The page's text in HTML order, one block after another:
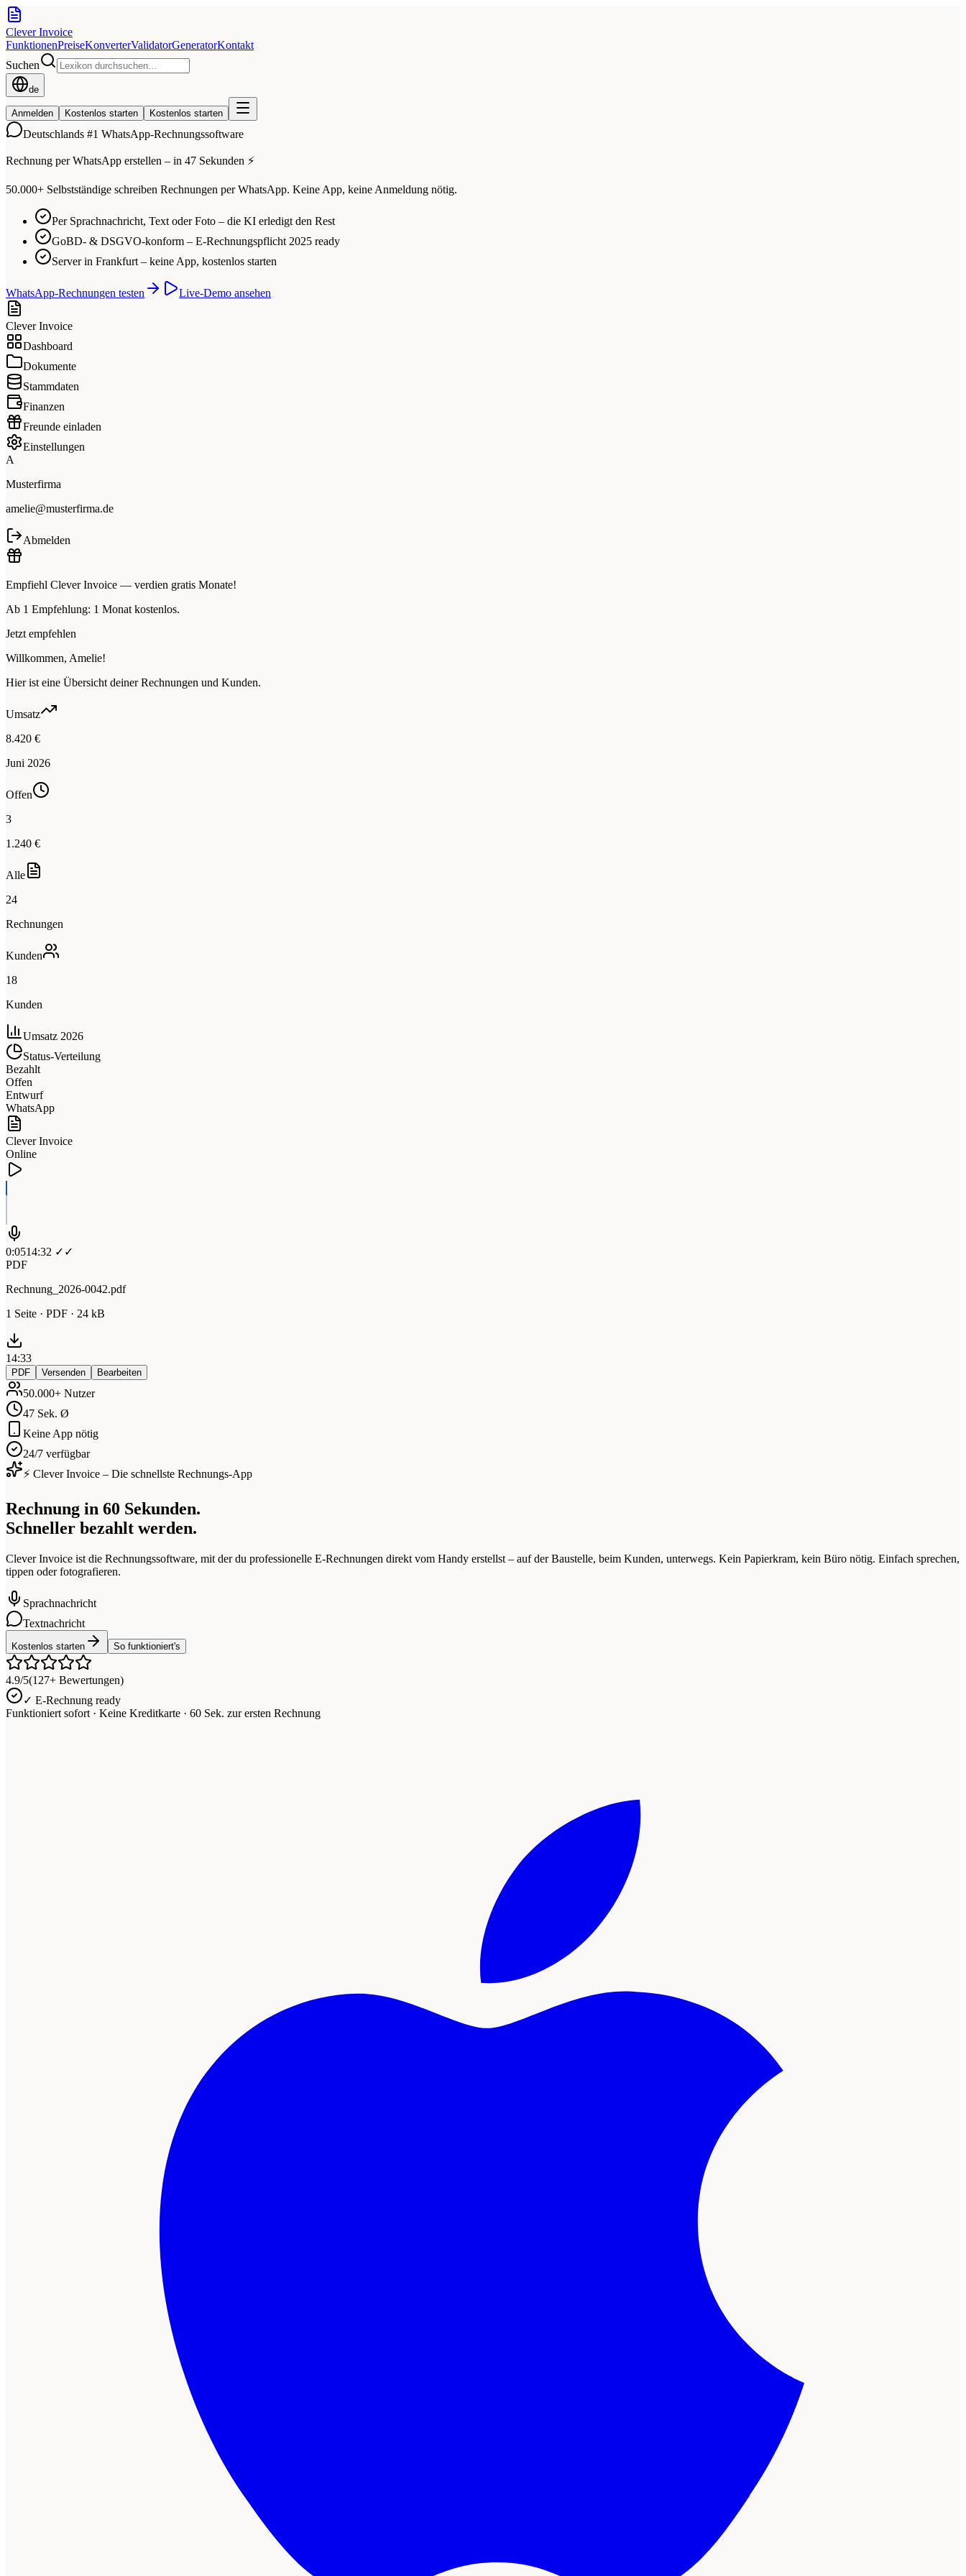
Clever Invoice
FunktionenPreiseKonverterValidatorGeneratorKontakt
Suchen
de
Anmelden Kostenlos starten Kostenlos starten
Deutschlands #1 WhatsApp-Rechnungssoftware
Rechnung per WhatsApp erstellen – in 47 Sekunden ⚡
50.000+ Selbstständige schreiben Rechnungen per WhatsApp. Keine App, keine Anmeldung nötig.
Per Sprachnachricht, Text oder Foto – die KI erledigt den Rest
GoBD- & DSGVO-konform – E-Rechnungspflicht 2025 ready
Server in Frankfurt – keine App, kostenlos starten
WhatsApp-Rechnungen testen Live-Demo ansehen
Clever Invoice
Dashboard
Dokumente
Stammdaten
Finanzen
Freunde einladen
Einstellungen
A
Musterfirma
amelie@musterfirma.de
Abmelden
Empfiehl Clever Invoice — verdien gratis Monate!
Ab 1 Empfehlung: 1 Monat kostenlos.
Jetzt empfehlen
Willkommen, Amelie!
Hier ist eine Übersicht deiner Rechnungen und Kunden.
Umsatz
8.420 €
Juni 2026
Offen
3
1.240 €
Alle
24
Rechnungen
Kunden
18
Kunden
Umsatz 2026
Status-Verteilung
Bezahlt
Offen
Entwurf
WhatsApp
Clever Invoice
Online
0:0514:32 ✓✓
PDF
Rechnung_2026-0042.pdf
1 Seite · PDF · 24 kB
14:33
PDF Versenden Bearbeiten
50.000+ Nutzer
47 Sek. Ø
Keine App nötig
24/7 verfügbar
⚡ Clever Invoice – Die schnellste Rechnungs-App
Rechnung in 60 Sekunden.
Schneller bezahlt werden.
Clever Invoice ist die Rechnungssoftware, mit der du professionelle E-Rechnungen direkt vom Handy erstellst – auf der Baustelle, beim Kunden, unterwegs. Kein Papierkram, kein Büro nötig. Einfach sprechen,
tippen oder fotografieren.
Sprachnachricht
Textnachricht
Kostenlos starten So funktioniert's
4.9/5(127+ Bewertungen)
✓ E-Rechnung ready
Funktioniert sofort · Keine Kreditkarte · 60 Sek. zur ersten Rechnung